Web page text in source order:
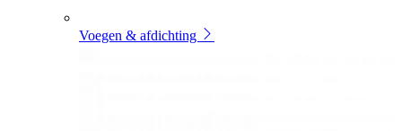
Voegen & afdichting